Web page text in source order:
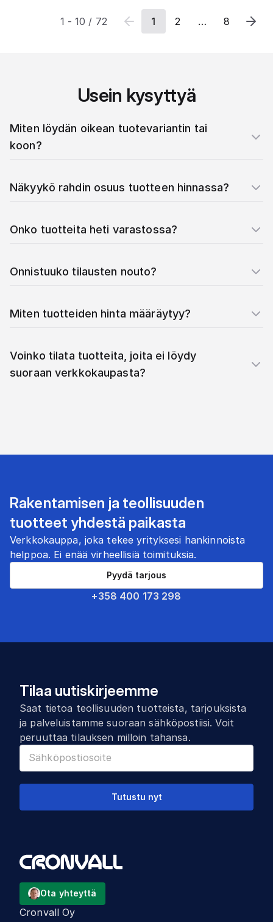
1 -10 / 72 1 2 … 8
Usein kysyttyä
Miten löydän oikean tuotevariantin tai
koon?
Näkyykö rahdin osuus tuotteen hinnassa?
Onko tuotteita heti varastossa?
Onnistuuko tilausten nouto?
Miten tuotteiden hinta määräytyy?
Voinko tilata tuotteita, joita ei löydy
suoraan verkkokaupasta?
Rakentamisen ja teollisuuden
tuotteet yhdestä paikasta
Verkkokauppa, joka tekee yrityksesi hankinnoista
helppoa. Ei enää virheellisiä toimituksia.
+358 400 173 298
Pyydä tarjous
Tilaa uutiskirjeemme
Saat tietoa teollisuuden tuotteista, tarjouksista
ja palveluistamme suoraan sähköpostiisi. Voit
peruuttaa tilauksen milloin tahansa.
Tutustu nyt
Ota yhteyttä
Cronvall Oy